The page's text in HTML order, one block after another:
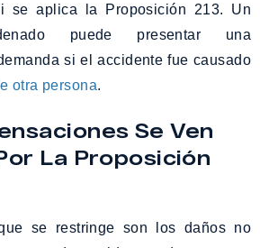
se aplica la Proposición 213. Un
puede presentar una
si el accidente fue causado
otra persona.
Se Ven
La Proposición
se restringe son los daños no